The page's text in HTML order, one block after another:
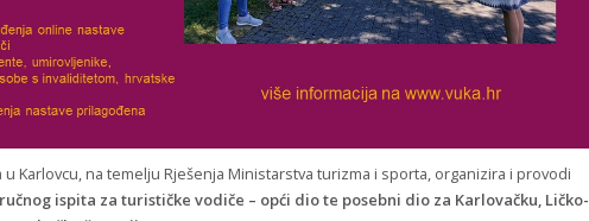
Karlovcu, na temelju Rješenja Ministarstva turizma i sporta, organizira i provodi
ispita za turističke vodiče – opći dio te posebni dio za Karlovačku, Ličko-